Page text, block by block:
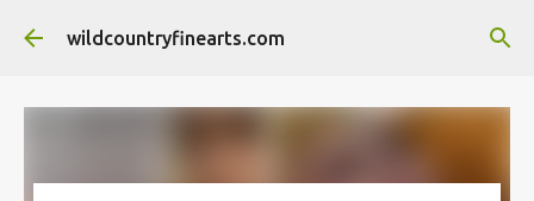
Langsung ke konten utama
wildcountryfinearts.com